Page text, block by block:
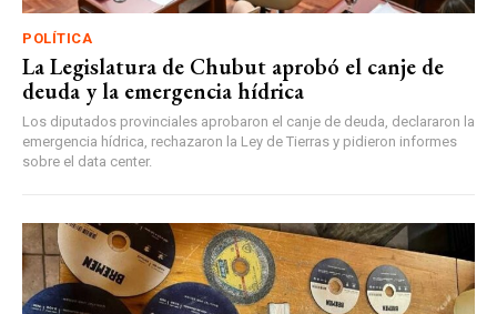
POLÍTICA
La Legislatura de Chubut aprobó el canje de
deuda y la emergencia hídrica
Los diputados provinciales aprobaron el canje de deuda, declararon la
emergencia hídrica, rechazaron la Ley de Tierras y pidieron informes
sobre el data center.